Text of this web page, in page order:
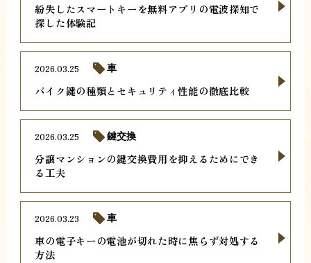
紛失したスマートキーを無料アプリの電波探知で
探した体験記
バイク鍵の種類とセキュリティ性能の徹底比較
2026.03.25 車
分譲マンションの鍵交換費用を抑えるためにでき
る工夫
2026.03.25 鍵交換
車の電子キーの電池が切れた時に焦らず対処する
方法
2026.03.23 車